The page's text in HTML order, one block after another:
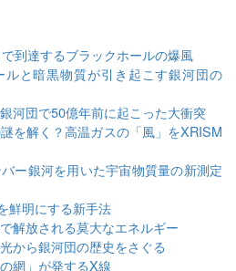
到達するブラックホールの爆風
ルと暗黒物質が引き起こす銀河団の
河団で50億年前に起こった大衝突
を解く？高温ガスの「風」をXRISM
ー銀河を用いた宇宙物質量の新測定
鮮明にする新手法
解放される莫大なエネルギー
から銀河団の歴史をさぐる
網」が発するX線